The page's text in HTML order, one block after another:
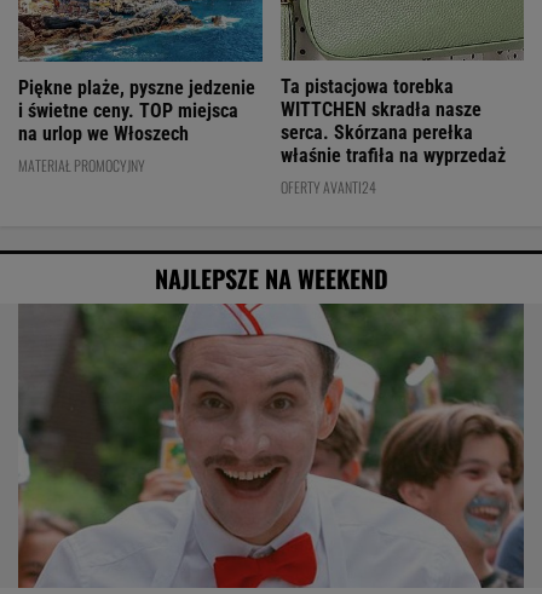
Piękne plaże, pyszne jedzenie
i świetne ceny. TOP miejsca
na urlop we Włoszech
MATERIAŁ PROMOCYJNY
Ta pistacjowa torebka
WITTCHEN skradła nasze
serca. Skórzana perełka
właśnie trafiła na wyprzedaż
OFERTY AVANTI24
NAJLEPSZE NA WEEKEND